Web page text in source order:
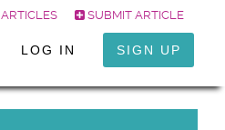
ARTICLES SUBMIT ARTICLE
LOG IN SIGN UP